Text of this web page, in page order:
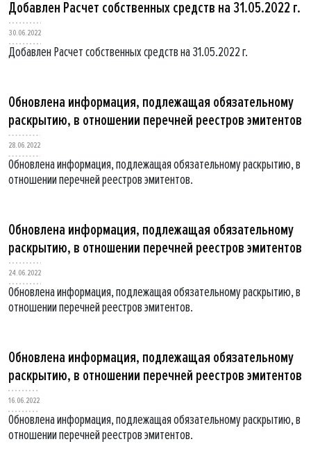
Добавлен Расчет собственных средств на 31.05.2022 г.
30.06.2022
Добавлен Расчет собственных средств на 31.05.2022 г.
Обновлена информация, подлежащая обязательному
раскрытию, в отношении перечней реестров эмитентов
28.06.2022
Обновлена информация, подлежащая обязательному раскрытию, в
отношении перечней реестров эмитентов.
Обновлена информация, подлежащая обязательному
раскрытию, в отношении перечней реестров эмитентов
24.06.2022
Обновлена информация, подлежащая обязательному раскрытию, в
отношении перечней реестров эмитентов.
Обновлена информация, подлежащая обязательному
раскрытию, в отношении перечней реестров эмитентов
16.06.2022
Обновлена информация, подлежащая обязательному раскрытию, в
отношении перечней реестров эмитентов.